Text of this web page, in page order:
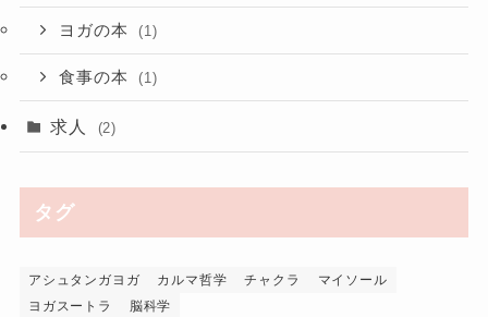
ヨガの本 (1)
食事の本 (1)
求人 (2)
タグ
アシュタンガヨガ カルマ哲学 チャクラ
マイソール
ヨガスートラ
脳科学